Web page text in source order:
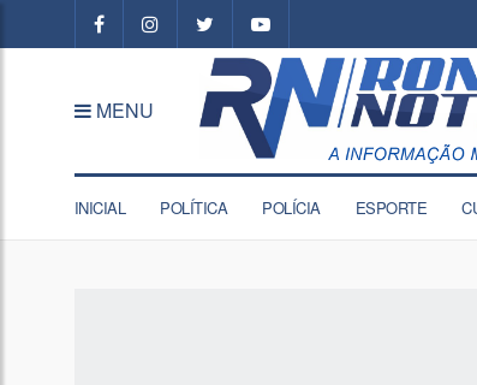
MENU
INICIAL POLÍTICA POLÍCIA ESPORTE